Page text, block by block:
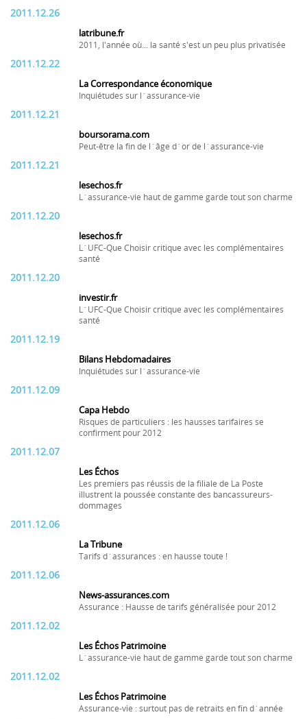
2011.12.26
latribune.fr
2011, l'année où... la santé s'est un peu plus privatisée
2011.12.22
La Correspondance économique
Inquiétudes sur l´assurance-vie
2011.12.21
boursorama.com
Peut-être la fin de l´âge d´or de l´assurance-vie
2011.12.21
lesechos.fr
L´assurance-vie haut de gamme garde tout son charme
2011.12.20
lesechos.fr
L´UFC-Que Choisir critique avec les complémentaires
santé
2011.12.20
investir.fr
L´UFC-Que Choisir critique avec les complémentaires
santé
2011.12.19
Bilans Hebdomadaires
Inquiétudes sur l´assurance-vie
2011.12.09
Capa Hebdo
Risques de particuliers : les hausses tarifaires se
confirment pour 2012
2011.12.07
Les Échos
Les premiers pas réussis de la filiale de La Poste
illustrent la poussée constante des bancassureurs-
dommages
2011.12.06
La Tribune
Tarifs d´assurances : en hausse toute !
2011.12.06
News-assurances.com
Assurance : Hausse de tarifs généralisée pour 2012
2011.12.02
Les Échos Patrimoine
L´assurance-vie haut de gamme garde tout son charme
2011.12.02
Les Échos Patrimoine
Assurance-vie : surtout pas de retraits en fin d´année